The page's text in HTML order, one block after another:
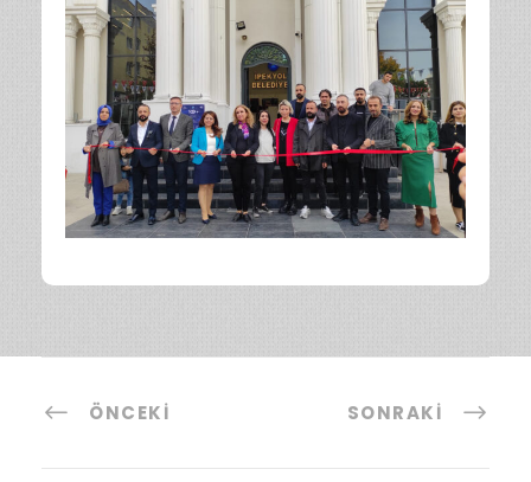
ÖNCEKI SONRAKI